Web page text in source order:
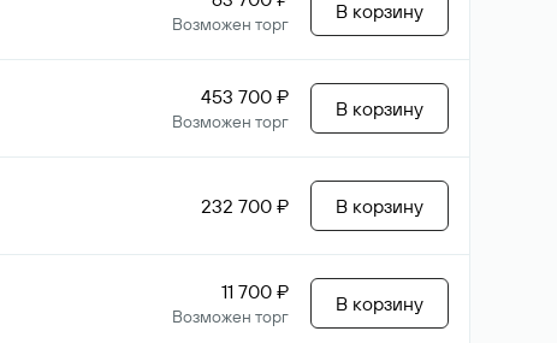
Возможен торг
В корзину
453 700 ₽
Возможен торг
В корзину
232 700 ₽ В корзину
11 700 ₽
Возможен торг
В корзину